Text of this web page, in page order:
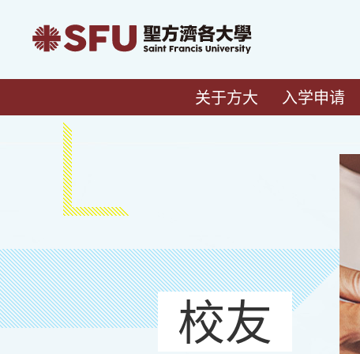
关于方大 入学申请
校友